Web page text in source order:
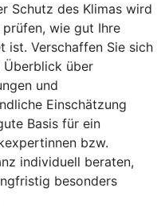
Schutz des Klimas wird
wie gut Ihre
ist. Verschaffen Sie sich
Überblick über
und
Einschätzung
Basis für ein
bzw.
individuell beraten,
besonders